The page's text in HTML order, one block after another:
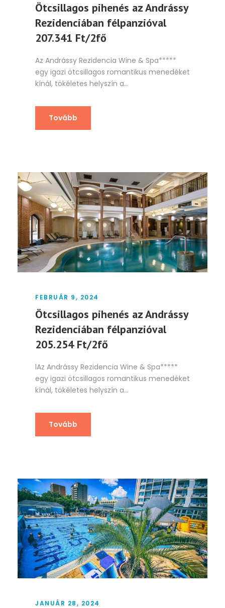
Ötcsillagos pihenés az Andrássy
Rezidenciában félpanzióval
207.341 Ft/2fő
Az Andrássy Rezidencia Wine & Spa*****
egy igazi ötcsillagos romantikus menedéket
kínál, tökéletes helyszín a...
Tovább
FEBRUÁR 9, 2024
Ötcsillagos pihenés az Andrássy
Rezidenciában félpanzióval
205.254 Ft/2fő
lAz Andrássy Rezidencia Wine & Spa*****
egy igazi ötcsillagos romantikus menedéket
kínál, tökéletes helyszín a...
Tovább
JANUÁR 28, 2024